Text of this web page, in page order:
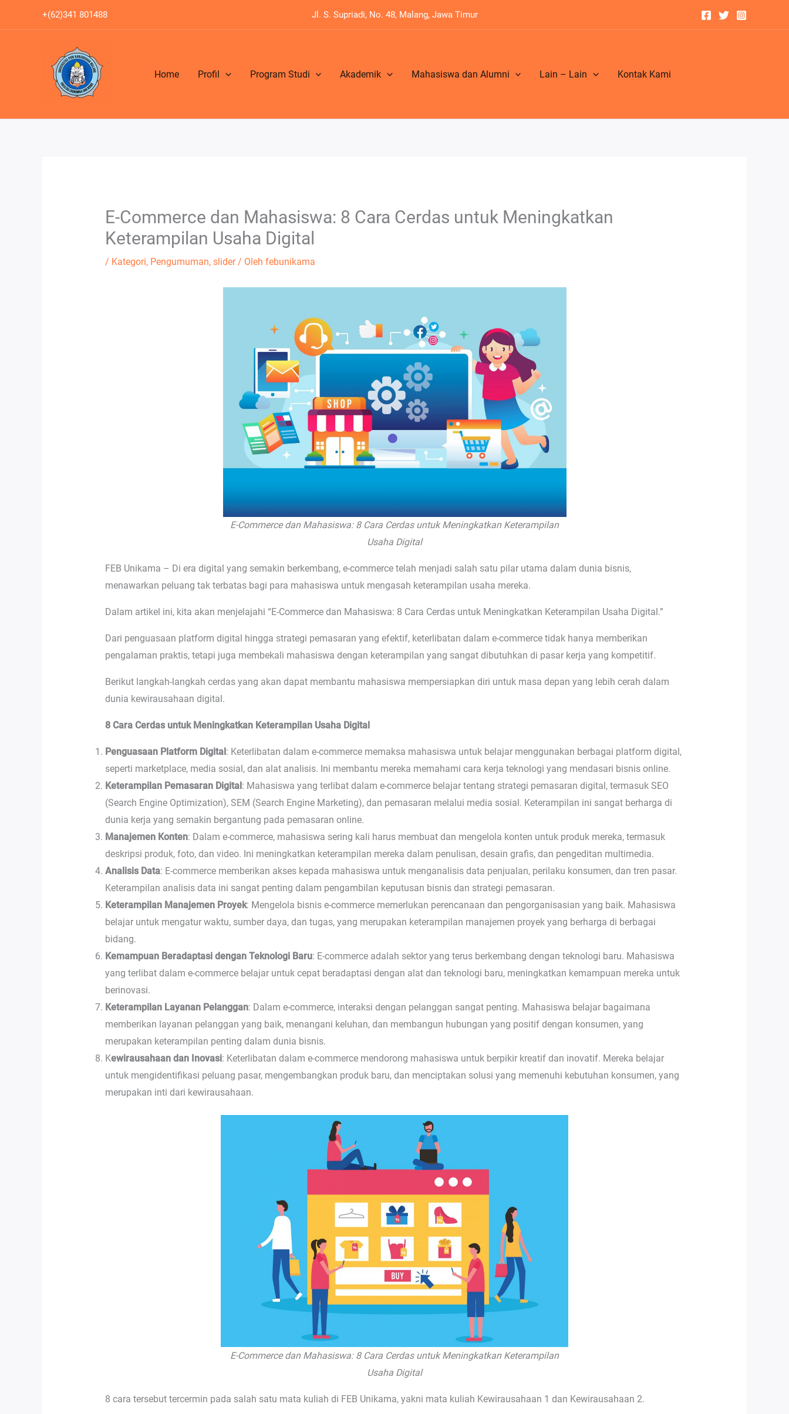
+(62)341 801488 Jl. S. Supriadi, No. 48, Malang, Jawa Timur
Home Profil Program Studi Akademik Mahasiswa dan Alumni Lain – Lain Kontak Kami
E-Commerce dan Mahasiswa: 8 Cara Cerdas untuk Meningkatkan
Keterampilan Usaha Digital
/ Kategori, Pengumuman, slider/ Oleh febunikama
E-Commerce dan Mahasiswa: 8 Cara Cerdas untuk Meningkatkan Keterampilan
Usaha Digital
FEB Unikama – Di era digital yang semakin berkembang, e-commerce telah menjadi salah satu pilar utama dalam dunia bisnis,
menawarkan peluang tak terbatas bagi para mahasiswa untuk mengasah keterampilan usaha mereka.
Dalam artikel ini, kita akan menjelajahi “E-Commerce dan Mahasiswa: 8 Cara Cerdas untuk Meningkatkan Keterampilan Usaha Digital.”
Dari penguasaan platform digital hingga strategi pemasaran yang efektif, keterlibatan dalam e-commerce tidak hanya memberikan
pengalaman praktis, tetapi juga membekali mahasiswa dengan keterampilan yang sangat dibutuhkan di pasar kerja yang kompetitif.
Berikut langkah-langkah cerdas yang akan dapat membantu mahasiswa mempersiapkan diri untuk masa depan yang lebih cerah dalam
dunia kewirausahaan digital.
8 Cara Cerdas untuk Meningkatkan Keterampilan Usaha Digital
Penguasaan Platform Digital : Keterlibatan dalam e-commerce memaksa mahasiswa untuk belajar menggunakan berbagai platform digital,
seperti marketplace, media sosial, dan alat analisis. Ini membantu mereka memahami cara kerja teknologi yang mendasari bisnis online.
Keterampilan Pemasaran Digital : Mahasiswa yang terlibat dalam e-commerce belajar tentang strategi pemasaran digital, termasuk SEO
(Search Engine Optimization), SEM (Search Engine Marketing), dan pemasaran melalui media sosial. Keterampilan ini sangat berharga di
dunia kerja yang semakin bergantung pada pemasaran online.
Manajemen Konten: Dalam e-commerce, mahasiswa sering kali harus membuat dan mengelola konten untuk produk mereka, termasuk
deskripsi produk, foto, dan video. Ini meningkatkan keterampilan mereka dalam penulisan, desain grafis, dan pengeditan multimedia.
Analisis Data: E-commerce memberikan akses kepada mahasiswa untuk menganalisis data penjualan, perilaku konsumen, dan tren pasar.
Keterampilan analisis data ini sangat penting dalam pengambilan keputusan bisnis dan strategi pemasaran.
Keterampilan Manajemen Proyek: Mengelola bisnis e-commerce memerlukan perencanaan dan pengorganisasian yang baik. Mahasiswa
belajar untuk mengatur waktu, sumber daya, dan tugas, yang merupakan keterampilan manajemen proyek yang berharga di berbagai
bidang.
Kemampuan Beradaptasi dengan Teknologi Baru: E-commerce adalah sektor yang terus berkembang dengan teknologi baru. Mahasiswa
yang terlibat dalam e-commerce belajar untuk cepat beradaptasi dengan alat dan teknologi baru, meningkatkan kemampuan mereka untuk
berinovasi.
Keterampilan Layanan Pelanggan: Dalam e-commerce, interaksi dengan pelanggan sangat penting. Mahasiswa belajar bagaimana
memberikan layanan pelanggan yang baik, menangani keluhan, dan membangun hubungan yang positif dengan konsumen, yang
merupakan keterampilan penting dalam dunia bisnis.
Kewirausahaan dan Inovasi: Keterlibatan dalam e-commerce mendorong mahasiswa untuk berpikir kreatif dan inovatif. Mereka belajar
untuk mengidentifikasi peluang pasar, mengembangkan produk baru, dan menciptakan solusi yang memenuhi kebutuhan konsumen, yang
merupakan inti dari kewirausahaan.
E-Commerce dan Mahasiswa: 8 Cara Cerdas untuk Meningkatkan Keterampilan
Usaha Digital
8 cara tersebut tercermin pada salah satu mata kuliah di FEB Unikama, yakni mata kuliah Kewirausahaan 1 dan Kewirausahaan 2.